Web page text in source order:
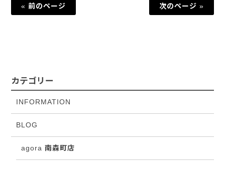
« 前のページ 次のページ »
カテゴリー
INFORMATION
BLOG
agora 南森町店